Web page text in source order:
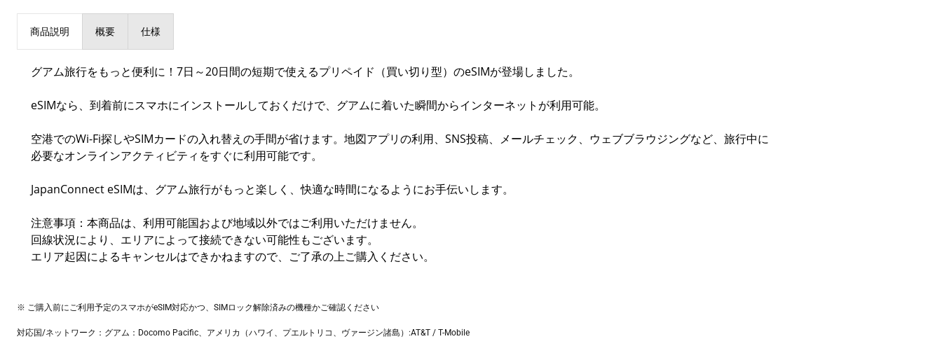
無
限
商品説明 概要 仕様
グアム旅行をもっと便利に！7日～20日間の短期で使えるプリペイド（買い切り型）のeSIMが登場しました。
eSIMなら、到着前にスマホにインストールしておくだけで、グアムに着いた瞬間からインターネットが利用可能。
空港でのWi-Fi探しやSIMカードの入れ替えの手間が省けます。地図アプリの利用、SNS投稿、メールチェック、ウェブブラウジングなど、旅行中に
必要なオンラインアクティビティをすぐに利用可能です。
JapanConnect eSIMは、グアム旅行がもっと楽しく、快適な時間になるようにお手伝いします。
注意事項：本商品は、利用可能国および地域以外ではご利用いただけません。
回線状況により、エリアによって接続できない可能性もございます。
エリア起因によるキャンセルはできかねますので、ご了承の上ご購入ください。
※ ご購入前にご利用予定のスマホがeSIM対応かつ、SIMロック解除済みの機種かご確認ください
対応国/ネットワーク：グアム：Docomo Pacific、アメリカ（ハワイ、プエルトリコ、ヴァージン諸島）:AT&T / T-Mobile